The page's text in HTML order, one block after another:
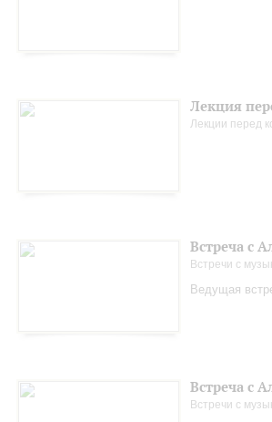
Лекция
Лекции перед
Встреча с
Встречи с
Ведущая
Встреча с
Встречи с